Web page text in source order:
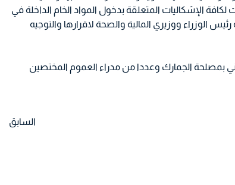
لكافة الإشكاليات المتعلقة بدخول المواد الخام الداخلة في
الوزراء ووزيري المالية والصحة لاقرارها والتوجيه
بمصلحة الجمارك وعددا من مدراء العموم المختصين
السابق